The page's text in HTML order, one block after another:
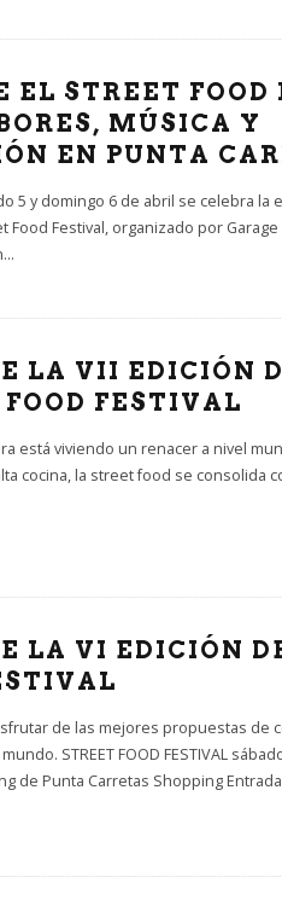
EL STREET
MÚSICA Y
EN PUNTA
5 y domingo 6 de abril se celebra la
Food Festival, organizado por
...
LA VII EDICIÓN
FESTIVAL
está viviendo un renacer a nivel
cocina, la street food se consolida
LA VI EDICIÓN
de las mejores propuestas de
STREET FOOD FESTIVAL
de Punta Carretas Shopping